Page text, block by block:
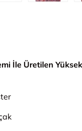
İle Üretilen